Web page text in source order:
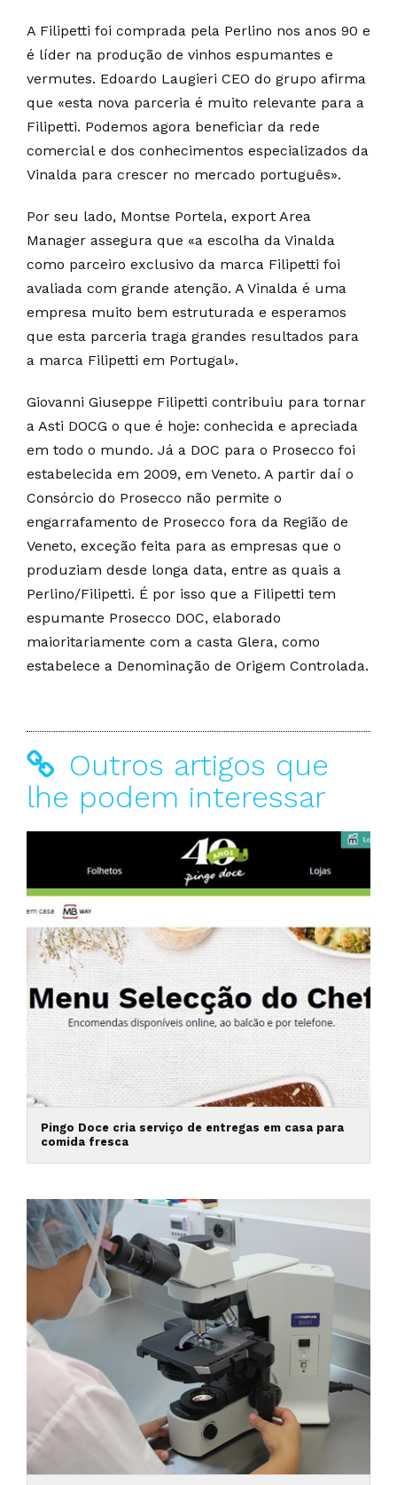
A Filipetti foi comprada pela Perlino nos anos 90 e
é líder na produção de vinhos espumantes e
vermutes. Edoardo Laugieri CEO do grupo afirma
que «esta nova parceria é muito relevante para a
Filipetti. Podemos agora beneficiar da rede
comercial e dos conhecimentos especializados da
Vinalda para crescer no mercado português».
Por seu lado, Montse Portela, export Area
Manager assegura que «a escolha da Vinalda
como parceiro exclusivo da marca Filipetti foi
avaliada com grande atenção. A Vinalda é uma
empresa muito bem estruturada e esperamos
que esta parceria traga grandes resultados para
a marca Filipetti em Portugal».
Giovanni Giuseppe Filipetti contribuiu para tornar
a Asti DOCG o que é hoje: conhecida e apreciada
em todo o mundo. Já a DOC para o Prosecco foi
estabelecida em 2009, em Veneto. A partir daí o
Consórcio do Prosecco não permite o
engarrafamento de Prosecco fora da Região de
Veneto, exceção feita para as empresas que o
produziam desde longa data, entre as quais a
Perlino/Filipetti. É por isso que a Filipetti tem
espumante Prosecco DOC, elaborado
maioritariamente com a casta Glera, como
estabelece a Denominação de Origem Controlada.
Outros artigos que
lhe podem interessar
Pingo Doce cria serviço de entregas em casa para
comida fresca